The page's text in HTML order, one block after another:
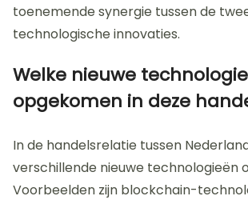
toenemende synergie tussen de
technologische innovaties.
Welke nieuwe
opgekomen in deze
In de handelsrelatie tussen
verschillende nieuwe technologieën
Voorbeelden zijn blockchain-